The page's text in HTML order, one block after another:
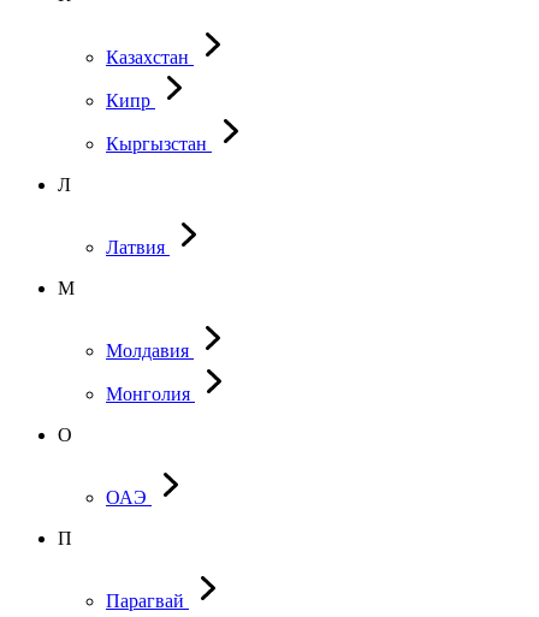
Казахстан
Кипр
Кыргызстан
Л
Латвия
М
Молдавия
Монголия
О
ОАЭ
П
Парагвай